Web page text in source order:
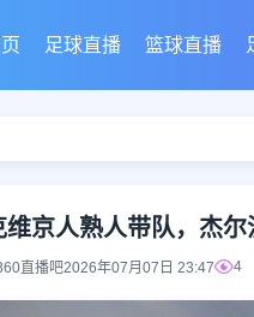
足球直播 篮球直播
京人熟人带队，杰
直播吧2026年07月07日 23:47 4